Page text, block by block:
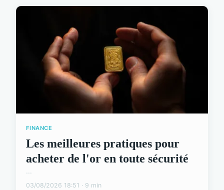
FINANCE
Les meilleures pratiques pour
acheter de l'or en toute sécurité
...
03/08/2026 18:51 · 9 min